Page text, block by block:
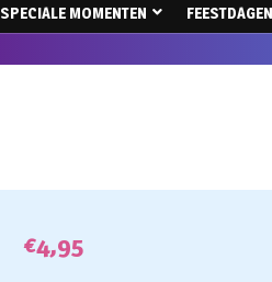
SPECIALE MOMENTEN FEESTDAGEN
€4,95